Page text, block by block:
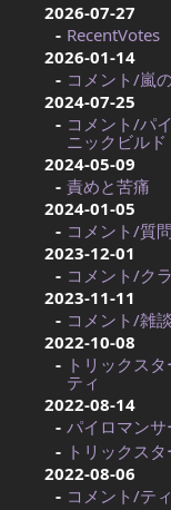
2026-07-27
RecentVotes
2026-01-14
コメント/嵐
2024-07-25
コメント/パ
ニックビルド
2024-05-09
責めと苦痛
2024-01-05
コメント/質
2023-12-01
コメント/ク
2023-11-11
コメント/雑
2022-10-08
トリックス
ティ
2022-08-14
パイロマン
トリックス
2022-08-06
コメント/テ